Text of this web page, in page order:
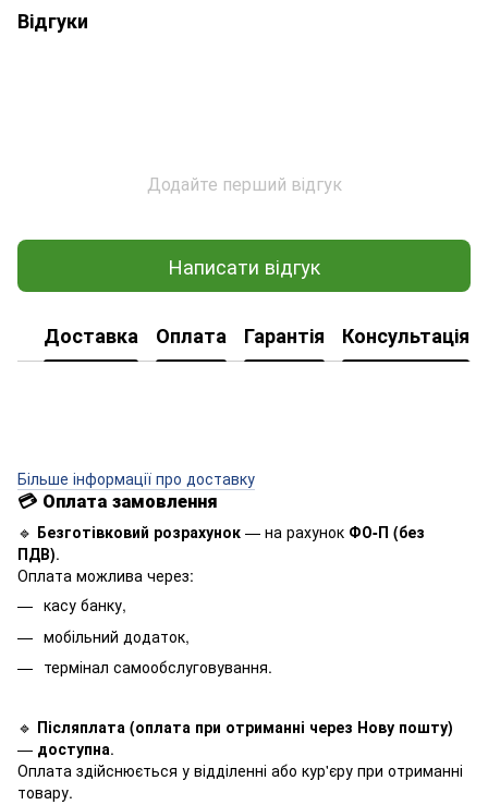
Відгуки
Додайте перший відгук
Написати відгук
Доставка Оплата Гарантія Консультація
Більше інформації про доставку
💳 Оплата замовлення
🔹 Безготівковий розрахунок — на рахунок ФО-П (без
ПДВ).
Оплата можлива через:
касу банку,
мобільний додаток,
термінал самообслуговування.
🔹 Післяплата (оплата при отриманні через Нову пошту)
— доступна.
Оплата здійснюється у відділенні або кур'єру при отриманні
товару.